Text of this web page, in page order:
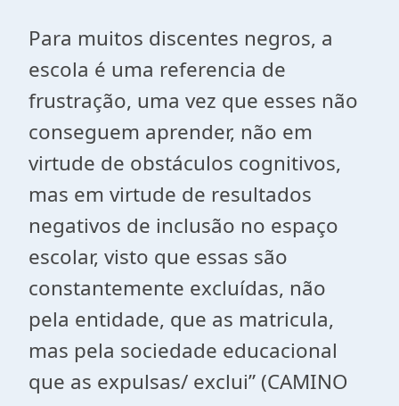
Para muitos discentes negros, a
escola é uma referencia de
frustração, uma vez que esses não
conseguem aprender, não em
virtude de obstáculos cognitivos,
mas em virtude de resultados
negativos de inclusão no espaço
escolar, visto que essas são
constantemente excluídas, não
pela entidade, que as matricula,
mas pela sociedade educacional
que as expulsas/ exclui” (CAMINO